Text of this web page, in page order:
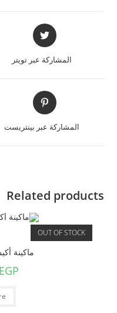
المشاركة عبر تويتر
المشاركة عبر بينتريست
Related products
OUT OF STOCK
ماكينة أكيش